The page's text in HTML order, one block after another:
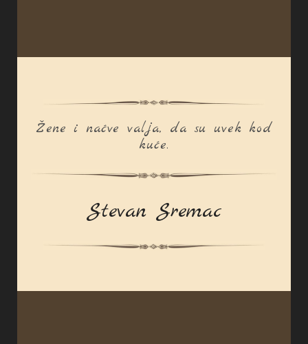
Žene i naćve valja, da su uvek kod
kuće.
Stevan Sremac